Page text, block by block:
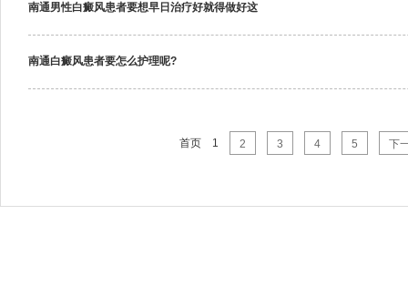
南通男性白癜风患者要想早日治疗好就得做好这
南通白癜风患者要怎么护理呢?
首页 1 2 3 4 5 下